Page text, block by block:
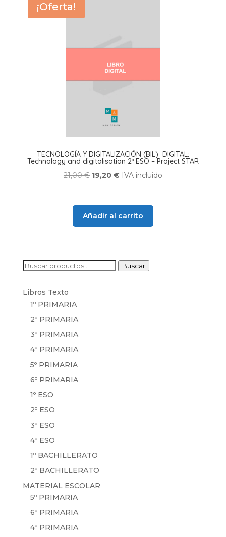
¡Oferta!
TECNOLOGÍA Y DIGITALIZACIÓN (BIL) DIGITAL:
Technology and digitalisation 2º ESO – Project STAR
21,00€ El
19,20 €ElIVA incluido
Añadir al carrito
Buscar
Buscar
Libros Texto
1º PRIMARIA
2º PRIMARIA
3º PRIMARIA
4º PRIMARIA
5º PRIMARIA
6º PRIMARIA
1º ESO
2º ESO
3º ESO
4º ESO
1º BACHILLERATO
2º BACHILLERATO
MATERIAL ESCOLAR
5º PRIMARIA
6º PRIMARIA
4º PRIMARIA